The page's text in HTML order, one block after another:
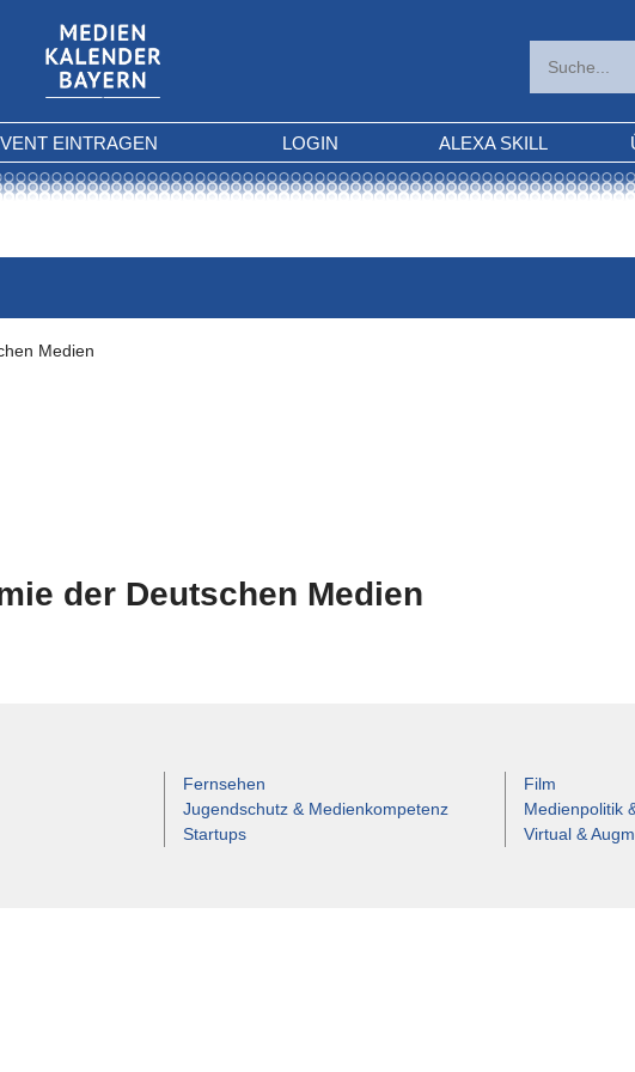
EINTRAGEN LOGIN ALEXA SKILL
Medien
der Deutschen Medien
Fernsehen
Film
Jugendschutz & Medienkompetenz
Medienpolitik
Startups
Virtual &